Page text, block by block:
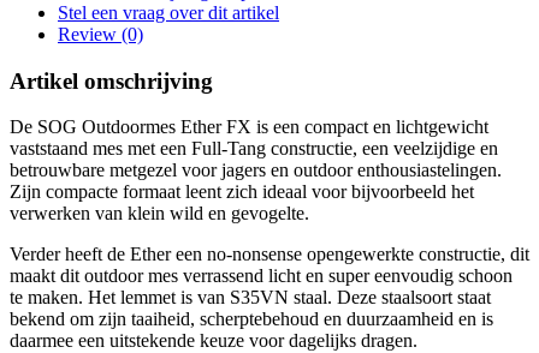
Stel een vraag over dit artikel
Review (0)
Artikel omschrijving
De SOG Outdoormes Ether FX is een compact en lichtgewicht
vaststaand mes met een Full-Tang constructie, een veelzijdige en
betrouwbare metgezel voor jagers en outdoor enthousiastelingen.
Zijn compacte formaat leent zich ideaal voor bijvoorbeeld het
verwerken van klein wild en gevogelte.
Verder heeft de Ether een no-nonsense opengewerkte constructie, dit
maakt dit outdoor mes verrassend licht en super eenvoudig schoon
te maken. Het lemmet is van S35VN staal. Deze staalsoort staat
bekend om zijn taaiheid, scherptebehoud en duurzaamheid en is
daarmee een uitstekende keuze voor dagelijks dragen.